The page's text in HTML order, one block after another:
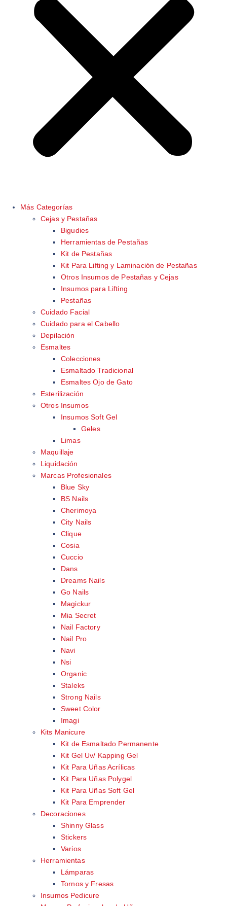
Más Categorías
Cejas y Pestañas
Bigudies
Herramientas de Pestañas
Kit de Pestañas
Kit Para Lifting y Laminación de Pestañas
Otros Insumos de Pestañas y Cejas
Insumos para Lifting
Pestañas
Cuidado Facial
Cuidado para el Cabello
Depilación
Esmaltes
Colecciones
Esmaltado Tradicional
Esmaltes Ojo de Gato
Esterilización
Otros Insumos
Insumos Soft Gel
Geles
Limas
Maquillaje
Liquidación
Marcas Profesionales
Blue Sky
BS Nails
Cherimoya
City Nails
Clique
Cosia
Cuccio
Dans
Dreams Nails
Go Nails
Magickur
Mia Secret
Nail Factory
Nail Pro
Navi
Nsi
Organic
Staleks
Strong Nails
Sweet Color
Imagi
Kits Manicure
Kit de Esmaltado Permanente
Kit Gel Uv/ Kapping Gel
Kit Para Uñas Acrílicas
Kit Para Uñas Polygel
Kit Para Uñas Soft Gel
Kit Para Emprender
Decoraciones
Shinny Glass
Stickers
Varios
Herramientas
Lámparas
Tornos y Fresas
Insumos Pedicure